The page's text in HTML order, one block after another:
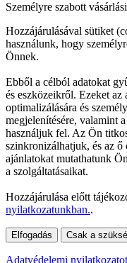
Személyre szabott
Hozzájárulásával sütiket
használunk, hogy
Önnek.
Ebből a célból adatokat
és eszközeikről. Ezeket
optimalizálására és
megjelenítésére, valamint
használjuk fel. Az Ön
szinkronizálhatjuk, és az ő
ajánlatokat mutathatunk
a szolgáltatásaikat.
Hozzájárulása előtt
nyilatkozatunkban..
Elfogadás Csak a
Adatvédelemi nyilatkozatot